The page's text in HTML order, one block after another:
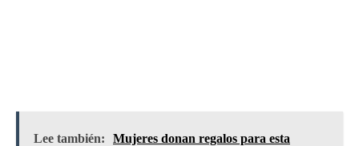
Lee también:
Mujeres donan regalos para esta